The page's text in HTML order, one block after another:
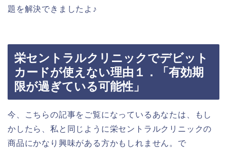
題を解決できましたよ♪
栄セントラルクリニックでデビット
カードが使えない理由１．「有効期
限が過ぎている可能性」
今、こちらの記事をご覧になっているあなたは、もし
かしたら、私と同じように栄セントラルクリニックの
商品にかなり興味がある方かもしれません。で